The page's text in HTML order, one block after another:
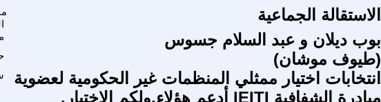
الاستقالة الجماعية
بوب ديلان و عبد السلام جسوس
(طيوف موشان)
انتخابات اختيار ممثلي المنظمات غير الحكومية لعضوية
مبادرة الشفافية IEITI أدعم هؤلاء,ولكم الاختيار.